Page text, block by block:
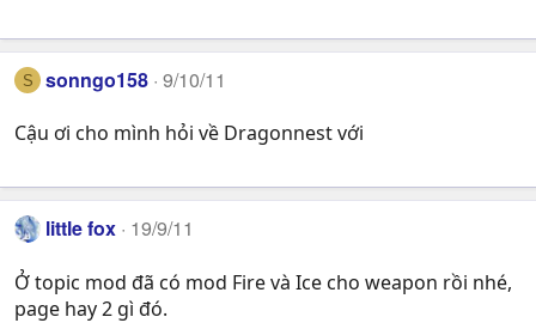
S sonngo158 9/10/11
Cậu ơi cho mình hỏi về Dragonnest với
little fox 19/9/11
Ở topic mod đã có mod Fire và Ice cho weapon rồi nhé,
page hay 2 gì đó.